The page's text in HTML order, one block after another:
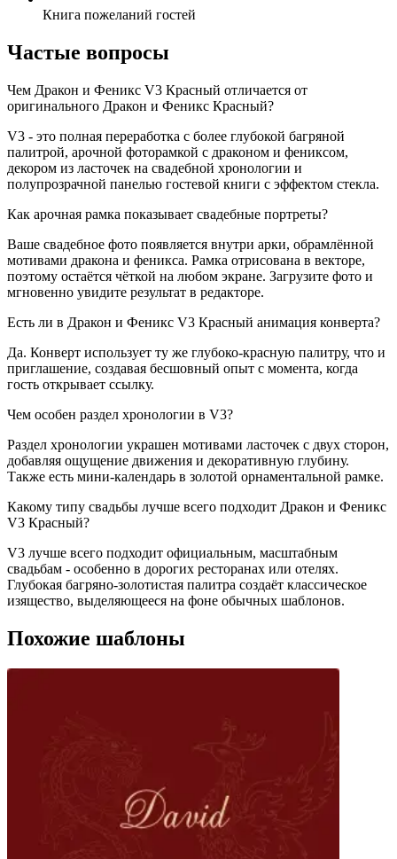
Книга пожеланий гостей
Частые вопросы
Чем Дракон и Феникс V3 Красный отличается от
оригинального Дракон и Феникс Красный?
V3 - это полная переработка с более глубокой багряной
палитрой, арочной фоторамкой с драконом и фениксом,
декором из ласточек на свадебной хронологии и
полупрозрачной панелью гостевой книги с эффектом стекла.
Как арочная рамка показывает свадебные портреты?
Ваше свадебное фото появляется внутри арки, обрамлённой
мотивами дракона и феникса. Рамка отрисована в векторе,
поэтому остаётся чёткой на любом экране. Загрузите фото и
мгновенно увидите результат в редакторе.
Есть ли в Дракон и Феникс V3 Красный анимация конверта?
Да. Конверт использует ту же глубоко-красную палитру, что и
приглашение, создавая бесшовный опыт с момента, когда
гость открывает ссылку.
Чем особен раздел хронологии в V3?
Раздел хронологии украшен мотивами ласточек с двух сторон,
добавляя ощущение движения и декоративную глубину.
Также есть мини-календарь в золотой орнаментальной рамке.
Какому типу свадьбы лучше всего подходит Дракон и Феникс
V3 Красный?
V3 лучше всего подходит официальным, масштабным
свадьбам - особенно в дорогих ресторанах или отелях.
Глубокая багряно-золотистая палитра создаёт классическое
изящество, выделяющееся на фоне обычных шаблонов.
Похожие шаблоны